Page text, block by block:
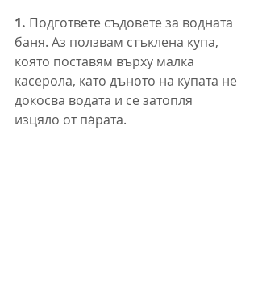
1. Подгответе съдовете за водната
баня. Аз ползвам стъклена купа,
която поставям върху малка
касерола, като дъното на купата не
докосва водата и се затопля
изцяло от па̀рата.